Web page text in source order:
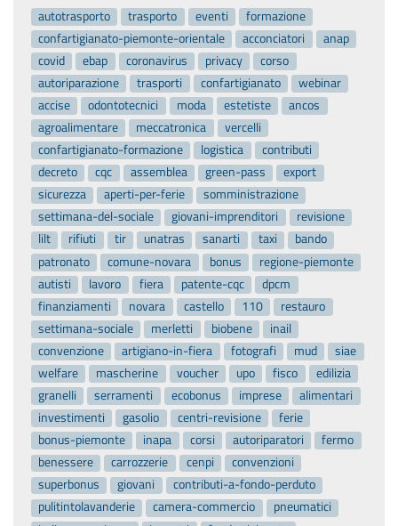
autotrasporto trasporto eventi
formazione
confartigianato-piemonte-orientale
acconciatori
anap
covid
ebap coronavirus privacy
corso
autoriparazione
trasporti confartigianato
webinar
accise
odontotecnici moda estetiste
ancos
agroalimentare
meccatronica
vercelli
confartigianato-formazione
logistica
contributi
decreto
cqc assemblea green-pass
export
sicurezza
aperti-per-ferie
somministrazione
settimana-del-sociale
giovani-imprenditori
revisione
lilt
rifiuti tir unatras sanarti taxi
bando
patronato
comune-novara bonus
regione-piemonte
autisti
lavoro fiera patente-cqc
dpcm
finanziamenti
novara castello 110
restauro
settimana-sociale
merletti biobene
inail
convenzione
artigiano-in-fiera fotografi mud
siae
welfare
mascherine voucher upo fisco
edilizia
granelli
serramenti ecobonus imprese
alimentari
investimenti
gasolio centri-revisione
ferie
bonus-piemonte
inapa corsi autoriparatori
fermo
benessere
carrozzerie cenpi
convenzioni
superbonus
giovani
contributi-a-fondo-perduto
pulitintolavanderie
camera-commercio
pneumatici